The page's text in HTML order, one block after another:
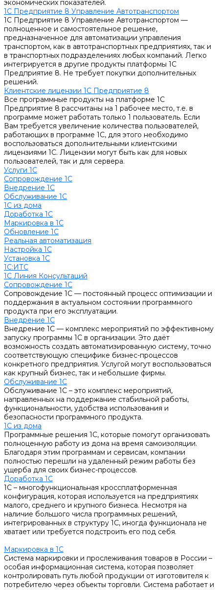
экономических показателей.
1С Предприятие 8 Управление Автотранспортом
1С Предприятие 8 Управление Автотранспортом —
полноценное и самостоятельное решение,
предназначенное для автоматизации управления
транспортом, как в автотранспортных предприятиях, так и
в транспортных подразделениях любых компаний. Легко
интегрируется в другие продукты платформы 1С
Предприятие 8. Не требует покупки дополнительных
решений.
Клиентские лицензии 1С Предприятие 8
Все программные продукты на платформе 1С
Предприятие 8 рассчитаны на 1 рабочее место, т.е. в
программе может работать только 1 пользователь. Если
Вам требуется увеличение количества пользователей,
работающих в программе 1С, для этого необходимо
воспользоваться дополнительными клиентскими
лицензиями 1С. Лицензии могут быть как для новых
пользователей, так и для сервера.
Услуги 1С
Сопровождение 1С
Внедрение 1С
Обслуживание 1С
1С из дома
Доработка 1С
Маркировка в 1С
Обновление 1С
Реальная автоматизация
Настройка 1С
Установка 1С
1С:ИТС
1С Линия Консультаций
Сопровождение 1С
Сопровождение 1С — постоянный процесс оптимизации и
поддержания в актуальном состоянии программного
продукта при его эксплуатации.
Внедрение 1С
Внедрение 1С — комплекс мероприятий по эффективному
запуску программы 1С в организации. Это даёт
возможность создать автоматизированную систему, точно
соответствующую специфике бизнес-процессов
конкретного предприятия. Услугой могут воспользоваться
как крупный бизнес, так и небольшие фирмы.
Обслуживание 1С
Обслуживание 1С – это комплекс мероприятий,
направленных на поддержание стабильной работы,
функциональности, удобства использования и
безопасности программного продукта.
1С из дома
Программные решения 1С, которые помогут организовать
полноценную работу из дома на время самоизоляции.
Благодаря этим программам и сервисам, компании
полностью перешли на удаленный режим работы без
ущерба для своих бизнес-процессов.
Доработка 1С
1С – многофункциональная кроссплатформенная
конфигурация, которая используется на предприятиях
малого, среднего и крупного бизнеса. Несмотря на
наличие большого числа программных решений,
интегрированных в структуру 1С, иногда функционала не
хватает или требуется подстроить его под себя.
Маркировка в 1С
Система маркировки и прослеживания товаров в России –
особая информационная система, которая позволяет
контролировать путь любой продукции от изготовителя к
потребителю через объекты торговли. Система работает и